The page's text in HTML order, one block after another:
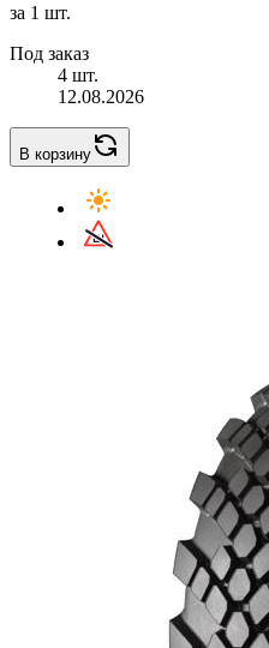
за 1 шт.
Под заказ
4 шт.
12.08.2026
В корзину